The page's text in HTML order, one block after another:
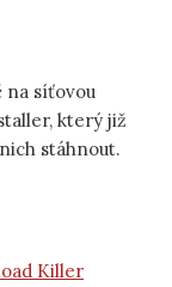
na síťovou
který již
stáhnout.
Killer